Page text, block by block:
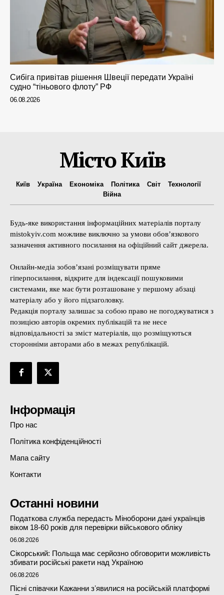
Сибіга привітав рішення Швеції передати Україні
судно “тіньового флоту” РФ
06.08.2026
Місто Київ
Київ Україна Економіка Політика Світ
Технології
Війна
Будь-яке використання інформаційних матеріалів порталу
mistokyiv.com можливе виключно за умови обов’язкового
зазначення активного посилання на офіційний сайт джерела.
Онлайн-медіа зобов’язані розміщувати пряме
гіперпосилання, відкрите для індексації пошуковими
системами, яке має бути розташоване у першому абзаці
матеріалу або у його підзаголовку.
Редакція порталу залишає за собою право не погоджуватися з
позицією авторів окремих публікацій та не несе
відповідальності за зміст матеріалів, що розміщуються
сторонніми авторами або в межах републікацій.
Інформація
Про нас
Політика конфіденційності
Мапа сайту
Контакти
Останні новини
Податкова служба передасть Міноборони дані українців
віком 18-60 років для перевірки військового обліку
06.08.2026
Сікорський: Польща має серйозно обговорити можливість
збивати російські ракети над Україною
06.08.2026
Пісні співачки Кажанни зʼявилися на російській платформі